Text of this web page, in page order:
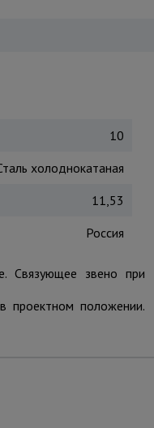
10
холоднокатаная
11,53
Россия
Связующее звено при
проектном положении.